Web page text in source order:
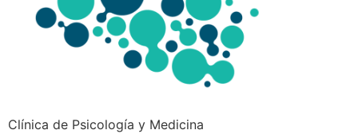
Clínica de Psicología y Medicina